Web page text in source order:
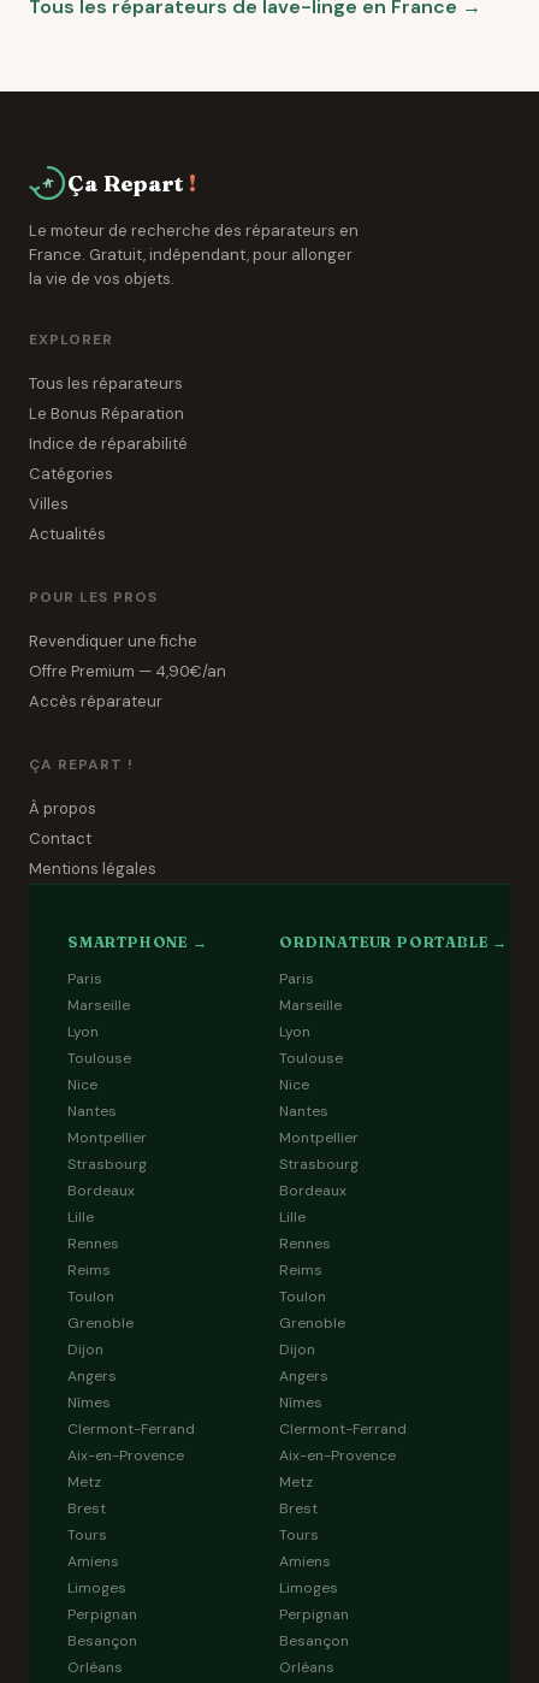
Tous les réparateurs de lave-linge en France →
Ça Repart !
Le moteur de recherche des réparateurs en
France. Gratuit, indépendant, pour allonger
la vie de vos objets.
EXPLORER
Tous les réparateurs
Le Bonus Réparation
Indice de réparabilité
Catégories
Villes
Actualités
POUR LES PROS
Revendiquer une fiche
Offre Premium — 4,90€/an
Accès réparateur
ÇA REPART !
À propos
Contact
Mentions légales
SMARTPHONE →
Paris
Marseille
Lyon
Toulouse
Nice
Nantes
Montpellier
Strasbourg
Bordeaux
Lille
Rennes
Reims
Toulon
Grenoble
Dijon
Angers
Nîmes
Clermont-Ferrand
Aix-en-Provence
Metz
Brest
Tours
Amiens
Limoges
Perpignan
Besançon
Orléans
ORDINATEUR PORTABLE →
Paris
Marseille
Lyon
Toulouse
Nice
Nantes
Montpellier
Strasbourg
Bordeaux
Lille
Rennes
Reims
Toulon
Grenoble
Dijon
Angers
Nîmes
Clermont-Ferrand
Aix-en-Provence
Metz
Brest
Tours
Amiens
Limoges
Perpignan
Besançon
Orléans